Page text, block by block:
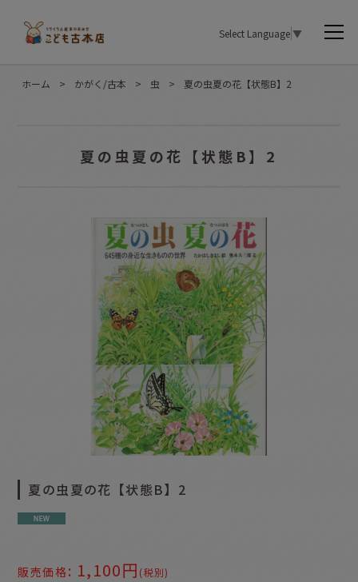
Select Language▼
ホーム > かがく/古本 > 虫 > 夏の虫夏の花【状態B】2
夏の虫夏の花【状態B】2
夏の虫夏の花【状態B】2
販売価格: 1,100円 (税別)